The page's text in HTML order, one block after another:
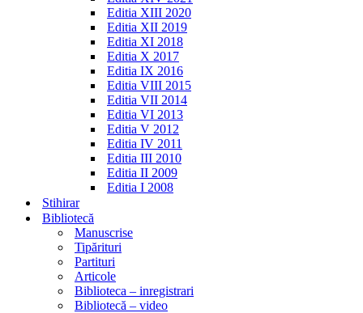
Editia XIII 2020
Editia XII 2019
Editia XI 2018
Editia X 2017
Editia IX 2016
Editia VIII 2015
Editia VII 2014
Editia VI 2013
Editia V 2012
Editia IV 2011
Editia III 2010
Editia II 2009
Editia I 2008
Stihirar
Bibliotecă
Manuscrise
Tipărituri
Partituri
Articole
Biblioteca – inregistrari
Bibliotecă – video